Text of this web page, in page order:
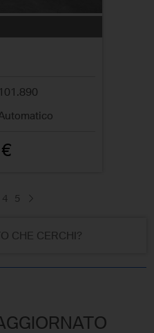
101.890
4 5
CHE CERCHI?